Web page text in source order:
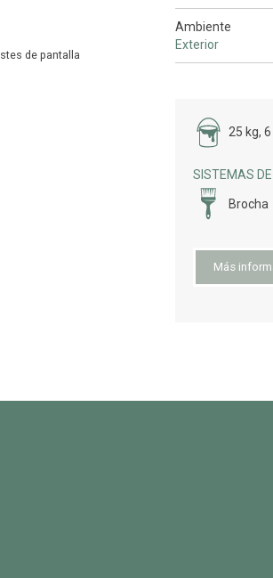
Ambiente
Exterior
25 kg, 6
SISTEMAS
Brocha
Más